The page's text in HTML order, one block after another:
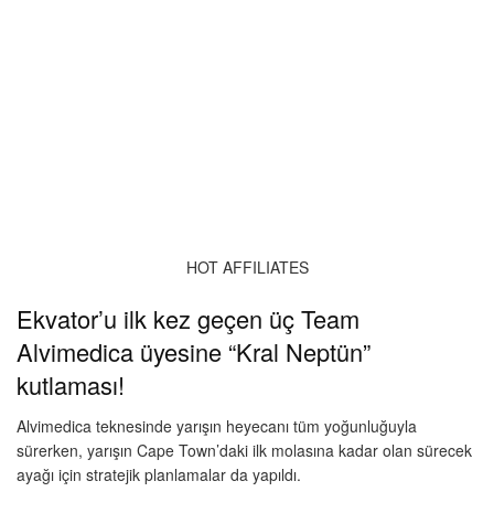
HOT AFFILIATES
Ekvator’u ilk kez geçen üç Team
Alvimedica üyesine “Kral Neptün”
kutlaması!
Alvimedica teknesinde yarışın heyecanı tüm yoğunluğuyla
sürerken, yarışın Cape Town’daki ilk molasına kadar olan sürecek
ayağı için stratejik planlamalar da yapıldı.